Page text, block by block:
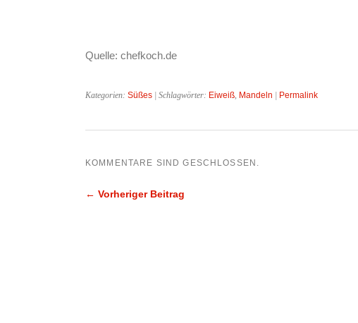
Quelle: chefkoch.de
Kategorien: Süßes | Schlagwörter: Eiweiß Mandeln | Permalink
KOMMENTARE SIND GESCHLOSSEN.
← Vorheriger Beitrag